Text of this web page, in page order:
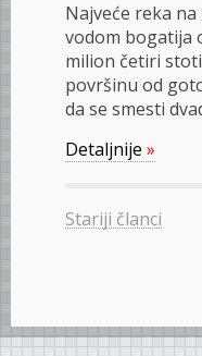
Najveće reka
vodom bogatija
milion četiri
površinu od
da se smesti
Detaljnije »
Stariji članci